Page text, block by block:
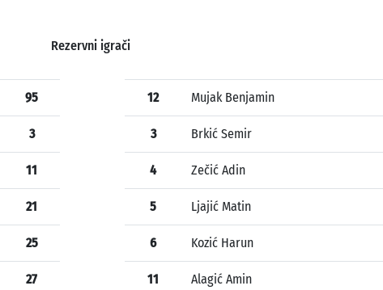
Rezervni igrači
95
3
11
21
25
27
12 Mujak Benjamin
3 Brkić Semir
4 Zečić Adin
5 Ljajić Matin
6 Kozić Harun
11 Alagić Amin